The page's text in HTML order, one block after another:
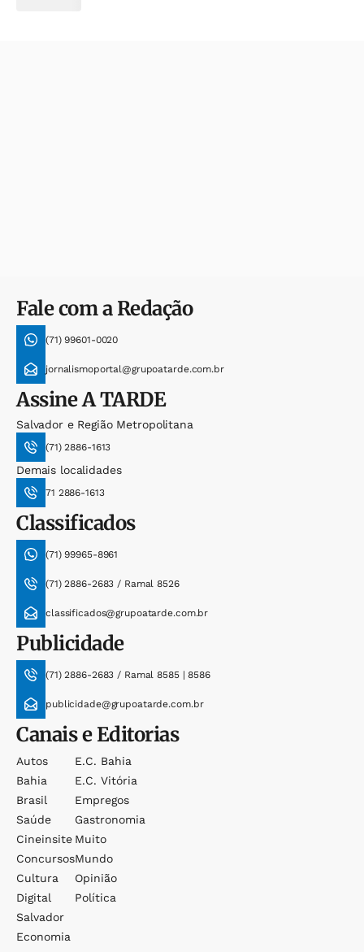
Fale com a Redação
(71) 99601-0020
jornalismoportal@grupoatarde.com.br
AssineA TARDE
Salvador e Região Metropolitana
(71) 2886-1613
Demais localidades
71 2886-1613
Classificados
(71) 99965-8961
(71) 2886-2683 / Ramal 8526
classificados@grupoatarde.com.br
Publicidade
(71) 2886-2683 / Ramal 8585 | 8586
publicidade@grupoatarde.com.br
Canais e Editorias
Autos
Bahia
Brasil
Saúde
Cineinsite
Concursos
Cultura
Digital
Salvador
Economia
E.c. Bahia
E.c. Vitória
Empregos
Gastronomia
Muito
Mundo
Opinião
Política